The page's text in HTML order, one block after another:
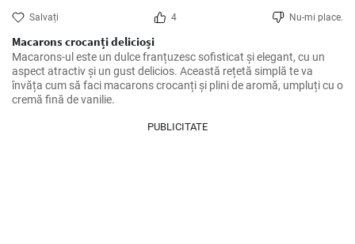
Salvați 4 Nu-mi place.
Macarons crocanți delicioși
Macarons-ul este un dulce franțuzesc sofisticat și elegant, cu un
aspect atractiv și un gust delicios. Această rețetă simplă te va
învăța cum să faci macarons crocanți și plini de aromă, umpluți cu o
cremă fină de vanilie.
PUBLICITATE